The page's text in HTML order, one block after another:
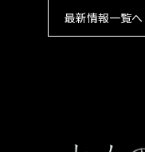
最新情報一覧へ